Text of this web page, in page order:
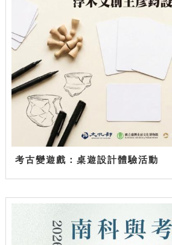
考古變遊戲：桌遊設計體驗活動